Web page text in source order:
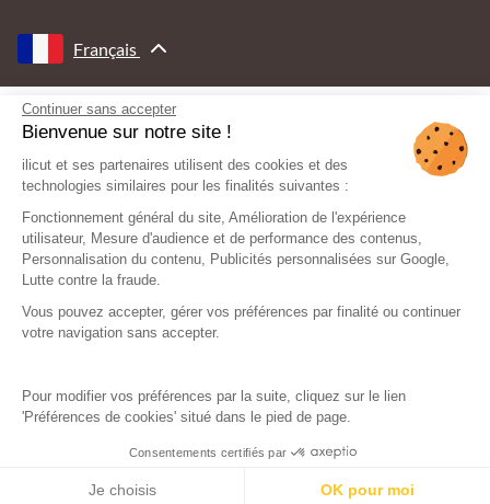
Continuer sans accepter
Bienvenue sur notre site !
ilicut et ses partenaires utilisent des cookies et des
technologies similaires pour les finalités suivantes :
Fonctionnement général du site, Amélioration de l'expérience
utilisateur, Mesure d'audience et de performance des contenus,
Personnalisation du contenu, Publicités personnalisées sur Google,
Lutte contre la fraude.
Vous pouvez accepter, gérer vos préférences par finalité ou continuer
votre navigation sans accepter.
Pour modifier vos préférences par la suite, cliquez sur le lien
'Préférences de cookies' situé dans le pied de page.
Consentements certifiés par
Je choisis OK pour moi
Français
AVEC LE SOUTIEN DE
© Ilicut - Tous droits réservés
Mentions légales
Plan du site